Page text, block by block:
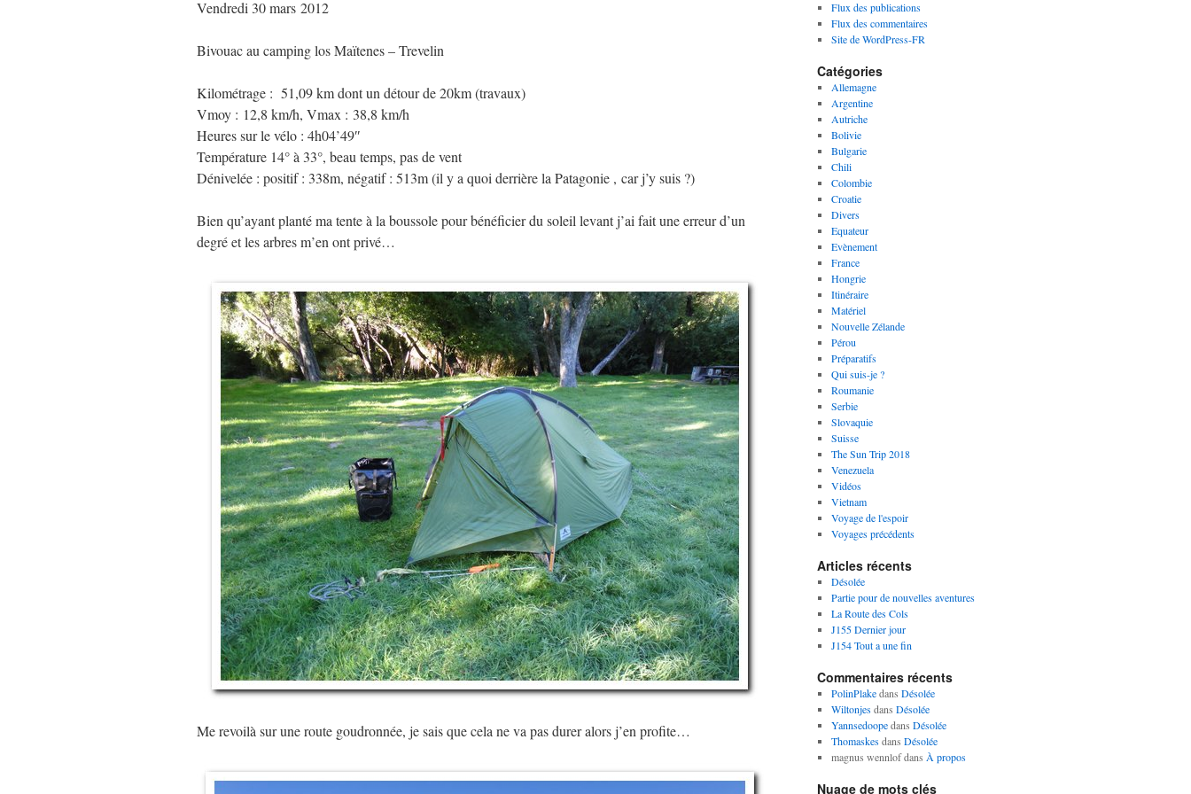
Vendredi 30 mars 2012
Bivouac au camping los Maïtenes – Trevelin
Kilométrage : 51,09 km dont un détour de 20km (travaux)
Vmoy : 12,8 km/h, Vmax : 38,8 km/h
Heures sur le vélo : 4h04’49″
Température 14° à 33°, beau temps, pas de vent
Dénivelée : positif : 338m, négatif : 513m (il y a quoi derrière la Patagonie , car j’y suis ?)
Bien qu’ayant planté ma tente à la boussole pour bénéficier du soleil levant j’ai fait une erreur d’un
degré et les arbres m’en ont privé…
Me revoilà sur une route goudronnée, je sais que cela ne va pas durer alors j’en profite…
Flux des publications
Flux des commentaires
Site de WordPress-FR
Catégories
Allemagne
Argentine
Autriche
Bolivie
Bulgarie
Chili
Colombie
Croatie
Divers
Equateur
Evènement
France
Hongrie
Itinéraire
Matériel
Nouvelle Zélande
Pérou
Préparatifs
Qui suis-je ?
Roumanie
Serbie
Slovaquie
Suisse
The Sun Trip 2018
Venezuela
Vidéos
Vietnam
Voyage de l'espoir
Voyages précédents
Articles récents
Désolée
Partie pour de nouvelles aventures
La Route des Cols
J155 Dernier jour
J154 Tout a une fin
Commentaires récents
PolinPlakedans Désolée
Wiltonjesdans Désolée
Yannsedoopedans Désolée
Thomaskesdans Désolée
magnus wennlofdans À propos
Nuage de mots clés